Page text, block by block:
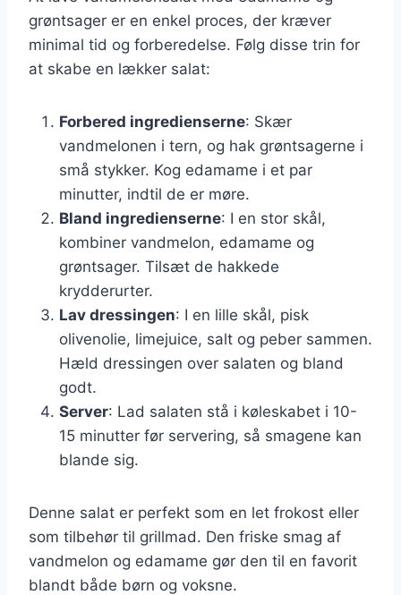
grøntsager er en enkel proces, der kræver
minimal tid og forberedelse. Følg disse trin for
at skabe en lækker salat:
Forbered ingredienserne: Skær
vandmelonen i tern, og hak grøntsagerne i
små stykker. Kog edamame i et par
minutter, indtil de er møre.
Bland ingredienserne: I en stor skål,
kombiner vandmelon, edamame og
grøntsager. Tilsæt de hakkede
krydderurter.
Lav dressingen: I en lille skål, pisk
olivenolie, limejuice, salt og peber sammen.
Hæld dressingen over salaten og bland
godt.
Server: Lad salaten stå i køleskabet i 10-
15 minutter før servering, så smagene kan
blande sig.
Denne salat er perfekt som en let frokost eller
som tilbehør til grillmad. Den friske smag af
vandmelon og edamame gør den til en favorit
blandt både børn og voksne.